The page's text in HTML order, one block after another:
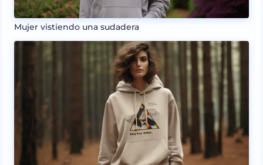
Mujer vistiendo una sudadera